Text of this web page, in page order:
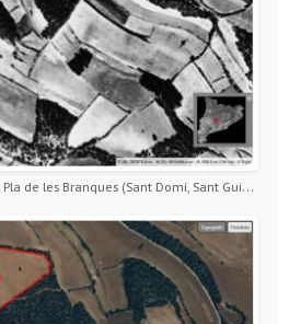
evolució de les rompudes al Pla de les Branques (Sant Domí, Sant Guim de Freixenet) 1956 - 2015